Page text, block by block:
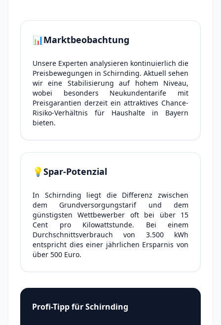
📊Marktbeobachtung
Unsere Experten analysieren kontinuierlich die
Preisbewegungen in Schirnding. Aktuell sehen
wir eine Stabilisierung auf hohem Niveau,
wobei besonders Neukundentarife mit
Preisgarantien derzeit ein attraktives Chance-
Risiko-Verhältnis für Haushalte in Bayern
bieten.
💡Spar-Potenzial
In Schirnding liegt die Differenz zwischen
dem Grundversorgungstarif und dem
günstigsten Wettbewerber oft bei über 15
Cent pro Kilowattstunde. Bei einem
Durchschnittsverbrauch von 3.500 kWh
entspricht dies einer jährlichen Ersparnis von
über 500 Euro.
Profi-Tipp für Schirnding